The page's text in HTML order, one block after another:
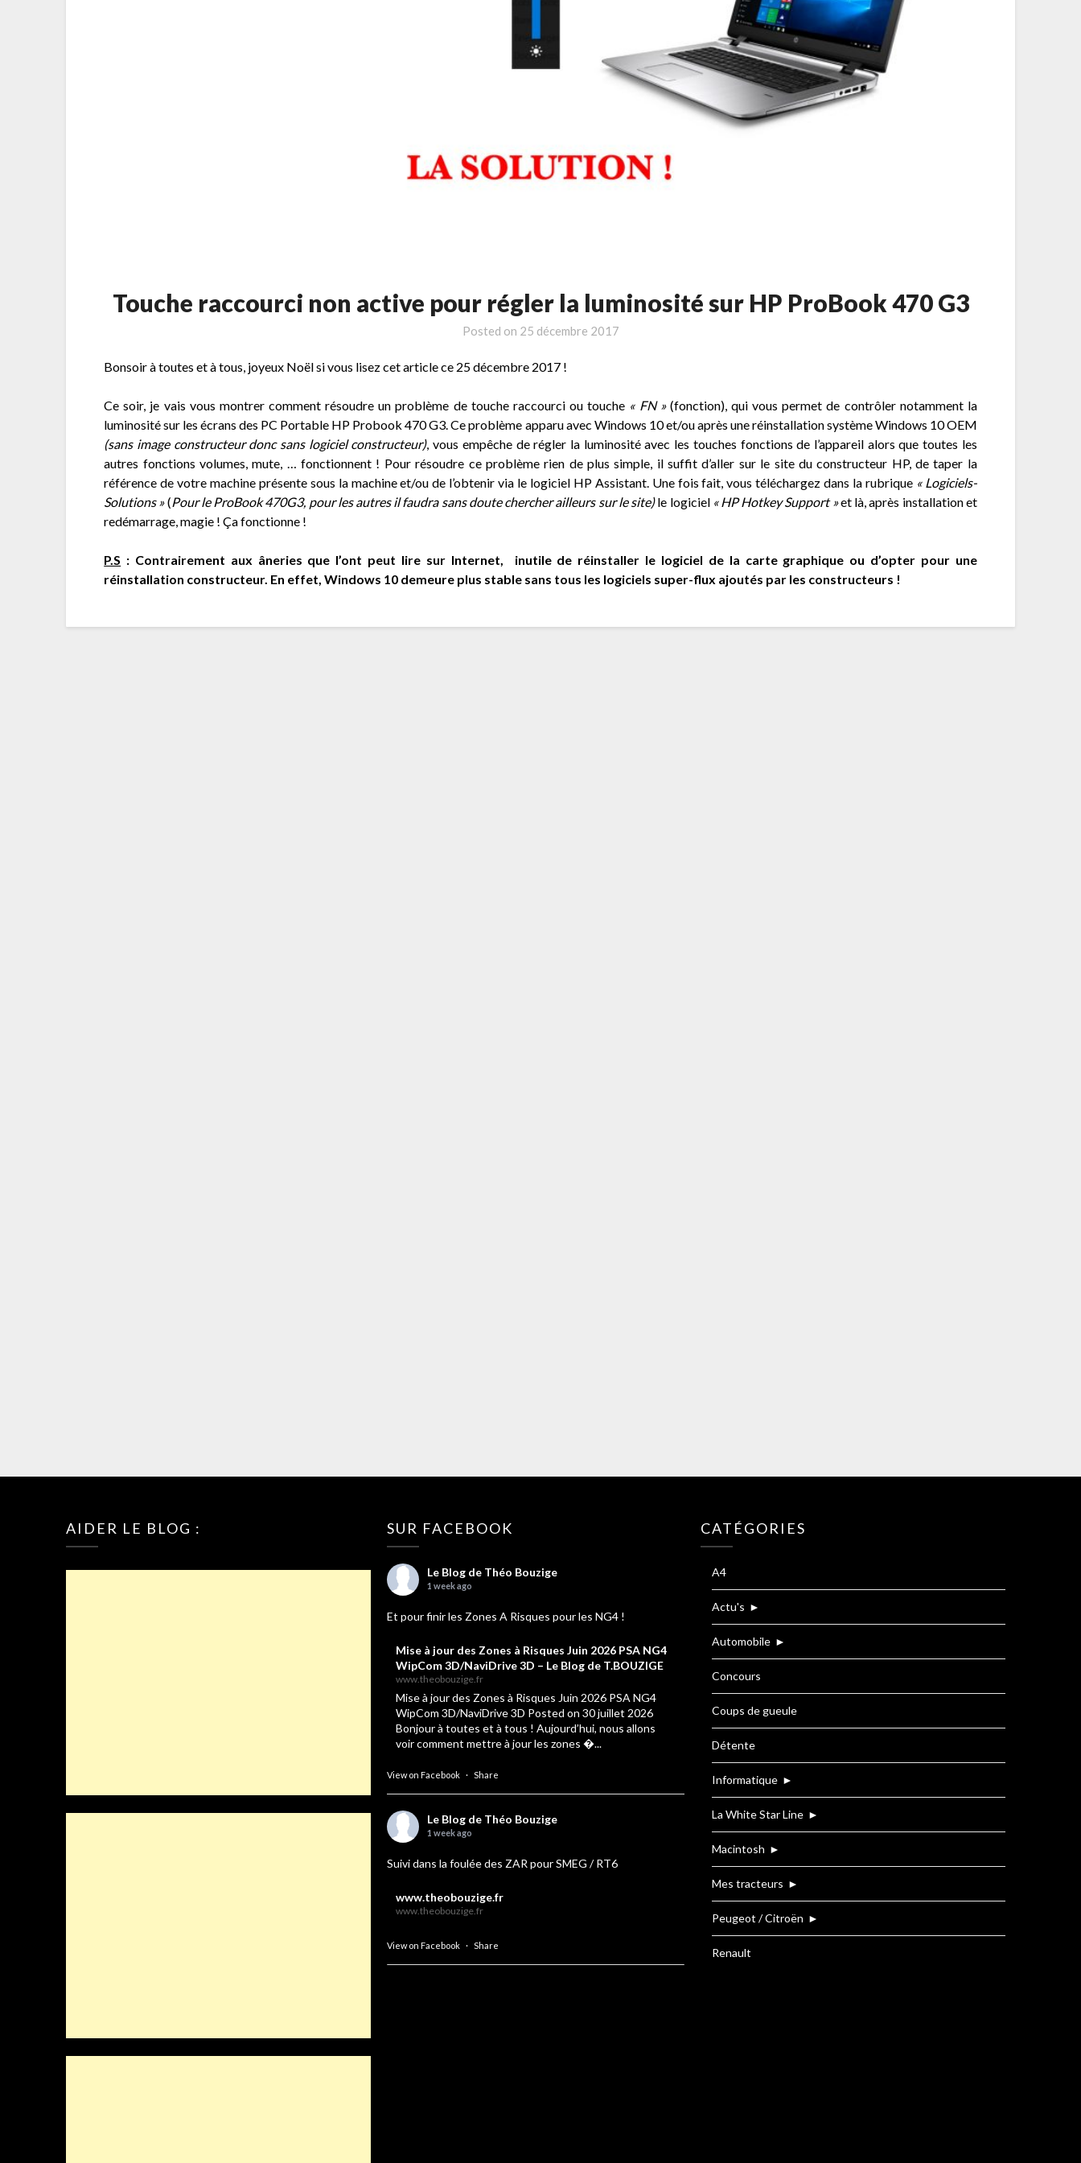
Touche raccourci non active pour régler la luminosité sur HP ProBook 470 G3
Posted on 25 décembre 2017
Bonsoir à toutes et à tous, joyeux Noël si vous lisez cet article ce 25 décembre 2017 !
Ce soir, je vais vous montrer comment résoudre un problème de touche raccourci ou touche « FN »(fonction), qui vous permet de contrôler notamment la
luminosité sur les écrans des PC Portable HP Probook 470 G3. Ce problème apparu avec Windows 10 et/ou après une réinstallation système Windows 10 OEM
(sans image constructeur donc sans logiciel constructeur), vous empêche de régler la luminosité avec les touches fonctions de l’appareil alors que toutes les
autres fonctions volumes, mute, … fonctionnent ! Pour résoudre ce problème rien de plus simple, il suffit d’aller sur le site du constructeur HP, de taper la
référence de votre machine présente sous la machine et/ou de l’obtenir via le logiciel HP Assistant. Une fois fait, vous téléchargez dans la rubrique « Logiciels-
Solutions »(Pour le ProBook 470G3, pour les autres il faudra sans doute chercher ailleurs sur le site)le logiciel « HP Hotkey Support »et là, après installation et
redémarrage, magie ! Ça fonctionne !
P.S : Contrairement aux âneries que l’ont peut lire sur Internet, inutile de réinstaller le logiciel de la carte graphique ou d’opter pour une
réinstallation constructeur. En effet, Windows 10 demeure plus stable sans tous les logiciels super-flux ajoutés par les constructeurs !
AIDER LE BLOG : SUR FACEBOOK
Le Blog de Théo Bouzige
1 week ago
Et pour finir les Zones A Risques pour les NG4 !
Mise à jour des Zones à Risques Juin 2026 PSA NG4
WipCom 3D/NaviDrive 3D – Le Blog de T.BOUZIGE
www.theobouzige.fr
Mise à jour des Zones à Risques Juin 2026 PSA NG4
WipCom 3D/NaviDrive 3D Posted on 30 juillet 2026
Bonjour à toutes et à tous ! Aujourd’hui, nous allons
voir comment mettre à jour les zones �...
View on Facebook · Share
Le Blog de Théo Bouzige
1 week ago
Suivi dans la foulée des ZAR pour SMEG / RT6
www.theobouzige.fr
www.theobouzige.fr
View on Facebook · Share
CATÉGORIES
A4
Actu's ►
Automobile ►
Concours
Coups de gueule
Détente
Informatique ►
La White Star Line ►
Macintosh ►
Mes tracteurs ►
Peugeot / Citroën ►
Renault